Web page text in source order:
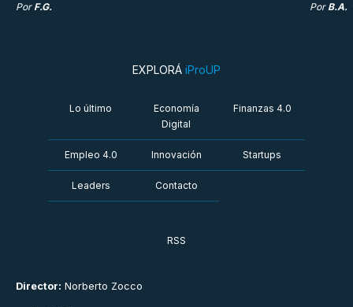
Por F.G. Por B.A.
Director: Norberto Zocco
EXPLORÁ iProUP
Lo último
Economía
Digital
Finanzas 4.0
Empleo 4.0 Innovación Startups
Leaders Contacto
RSS